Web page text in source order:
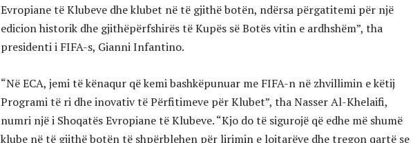
Evropiane të Klubeve dhe klubet në të gjithë botën, ndërsa përgatitemi për një
edicion historik dhe gjithëpërfshirës të Kupës së Botës vitin e ardhshëm”, tha
presidenti i FIFA-s, Gianni Infantino.
“Në ECA, jemi të kënaqur që kemi bashkëpunuar me FIFA-n në zhvillimin e këtij
Programi të ri dhe inovativ të Përfitimeve për Klubet”, tha Nasser Al-Khelaifi,
numri një i Shoqatës Evropiane të Klubeve. “Kjo do të sigurojë që edhe më shumë
klube në të gjithë botën të shpërblehen për lirimin e lojtarëve dhe tregon qartë se